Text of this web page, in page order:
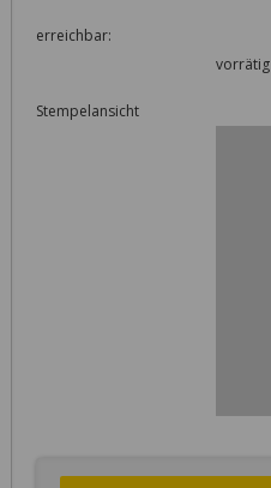
erreichbar:
vorrätig
Stempelansicht